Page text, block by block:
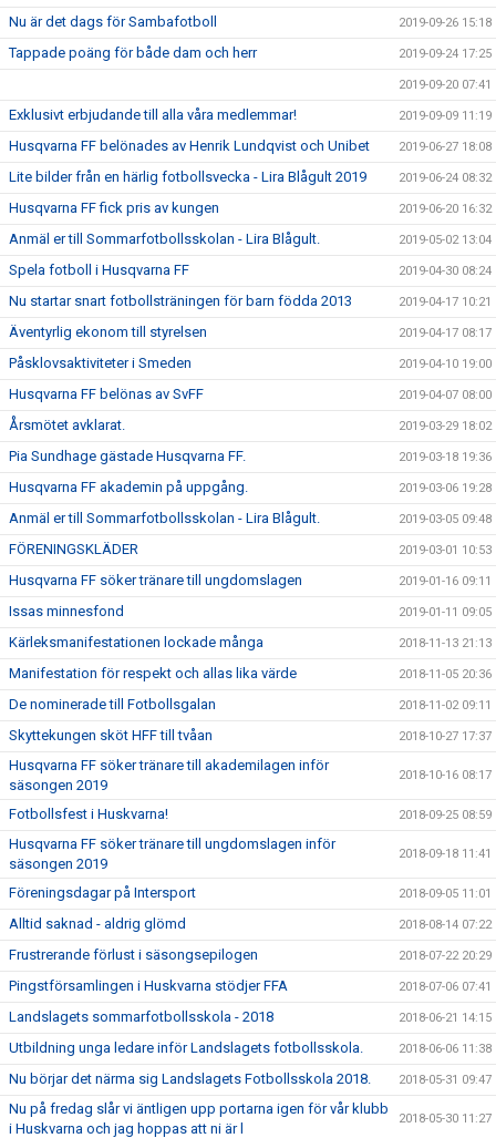
Nu är det dags för Sambafotboll 2019-09-26 15:18
Tappade poäng för både dam och herr 2019-09-24 17:25
2019-09-20 07:41
Exklusivt erbjudande till alla våra medlemmar! 2019-09-09 11:19
Husqvarna FF belönades av Henrik Lundqvist och Unibet 2019-06-27 18:08
Lite bilder från en härlig fotbollsvecka - Lira Blågult 2019 2019-06-24 08:32
Husqvarna FF fick pris av kungen 2019-06-20 16:32
Anmäl er till Sommarfotbollsskolan - Lira Blågult. 2019-05-02 13:04
Spela fotboll i Husqvarna FF 2019-04-30 08:24
Nu startar snart fotbollsträningen för barn födda 2013 2019-04-17 10:21
Äventyrlig ekonom till styrelsen 2019-04-17 08:17
Påsklovsaktiviteter i Smeden 2019-04-10 19:00
Husqvarna FF belönas av SvFF 2019-04-07 08:00
Årsmötet avklarat. 2019-03-29 18:02
Pia Sundhage gästade Husqvarna FF. 2019-03-18 19:36
Husqvarna FF akademin på uppgång. 2019-03-06 19:28
Anmäl er till Sommarfotbollsskolan - Lira Blågult. 2019-03-05 09:48
FÖRENINGSKLÄDER 2019-03-01 10:53
Husqvarna FF söker tränare till ungdomslagen 2019-01-16 09:11
Issas minnesfond 2019-01-11 09:05
Kärleksmanifestationen lockade många 2018-11-13 21:13
Manifestation för respekt och allas lika värde 2018-11-05 20:36
De nominerade till Fotbollsgalan 2018-11-02 09:11
Skyttekungen sköt HFF till tvåan 2018-10-27 17:37
Husqvarna FF söker tränare till akademilagen inför
säsongen 2019
2018-10-16 08:17
Fotbollsfest i Huskvarna! 2018-09-25 08:59
Husqvarna FF söker tränare till ungdomslagen inför
säsongen 2019
2018-09-18 11:41
Föreningsdagar på Intersport 2018-09-05 11:01
Alltid saknad - aldrig glömd 2018-08-14 07:22
Frustrerande förlust i säsongsepilogen 2018-07-22 20:29
Pingstförsamlingen i Huskvarna stödjer FFA 2018-07-06 07:41
Landslagets sommarfotbollsskola - 2018 2018-06-21 14:15
Utbildning unga ledare inför Landslagets fotbollsskola. 2018-06-06 11:38
Nu börjar det närma sig Landslagets Fotbollsskola 2018. 2018-05-31 09:47
Nu på fredag slår vi äntligen upp portarna igen för vår klubb
i Huskvarna och jag hoppas att ni är l
2018-05-30 11:27